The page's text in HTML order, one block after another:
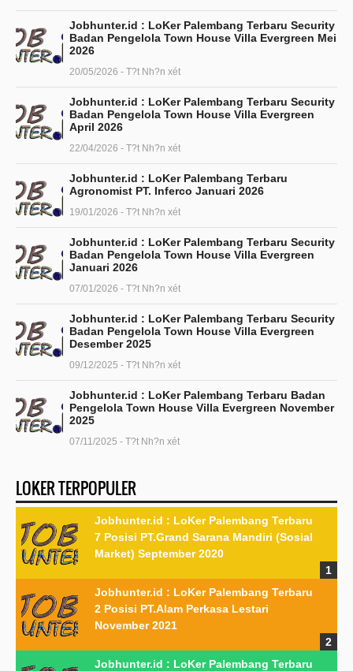
Jobhunter.id : LoKer Palembang Terbaru Security
Badan Pengelola Town House Villa Evergreen Mei
2026
20/05/2026 - T?t Nh?n xét
Jobhunter.id : LoKer Palembang Terbaru Security
Badan Pengelola Town House Villa Evergreen
April 2026
22/04/2026 - T?t Nh?n xét
Jobhunter.id : LoKer Palembang Terbaru
Agronomist PT. Inferco Januari 2026
19/01/2026 - T?t Nh?n xét
Jobhunter.id : LoKer Palembang Terbaru Security
Badan Pengelola Town House Villa Evergreen
Januari 2026
07/01/2026 - T?t Nh?n xét
Jobhunter.id : LoKer Palembang Terbaru Security
Badan Pengelola Town House Villa Evergreen
Desember 2025
09/12/2025 - T?t Nh?n xét
Jobhunter.id : LoKer Palembang Terbaru Badan
Pengelola Town House Villa Evergreen November
2025
07/11/2025 - T?t Nh?n xét
LOKER TERPOPULER
Jobhunter.id : LoKer Palembang Terbaru
7 Posisi PT.Grand Sarana Mandiri (Sosial
Market) September 2020
Jobhunter.id : LoKer Palembang Terbaru
2 Posisi PT.Alam Perkasa Lestari
November 2021
Jobhunter.id : LoKer Palembang Terbaru